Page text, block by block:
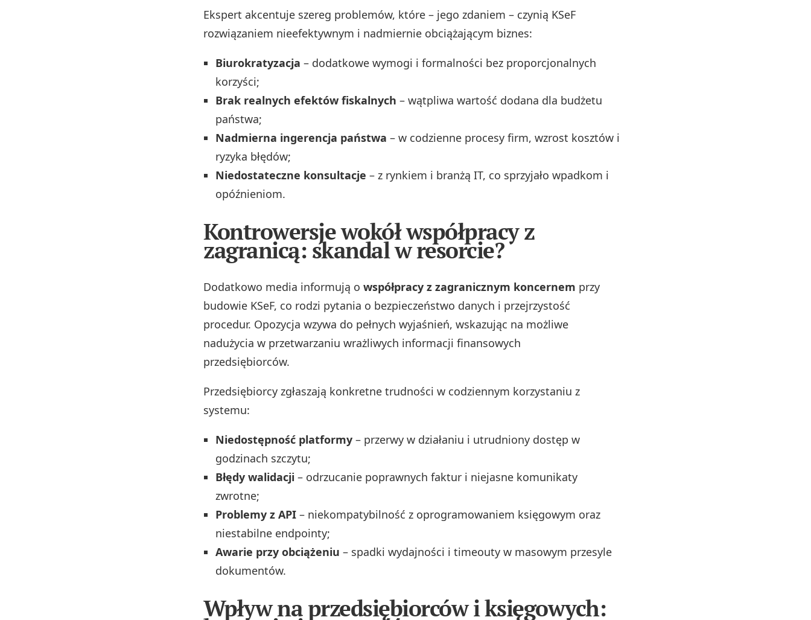
Ekspert akcentuje szereg problemów, które – jego zdaniem – czynią KSeF
rozwiązaniem nieefektywnym i nadmiernie obciążającym biznes:
Biurokratyzacja – dodatkowe wymogi i formalności bez proporcjonalnych
korzyści;
Brak realnych efektów fiskalnych – wątpliwa wartość dodana dla budżetu
państwa;
Nadmierna ingerencja państwa – w codzienne procesy firm, wzrost kosztów i
ryzyka błędów;
Niedostateczne konsultacje – z rynkiem i branżą IT, co sprzyjało wpadkom i
opóźnieniom.
Kontrowersje wokół współpracy z
zagranicą: skandal w resorcie?
Dodatkowo media informują o współpracy z zagranicznym koncernem przy
budowie KSeF, co rodzi pytania o bezpieczeństwo danych i przejrzystość
procedur. Opozycja wzywa do pełnych wyjaśnień, wskazując na możliwe
nadużycia w przetwarzaniu wrażliwych informacji finansowych
przedsiębiorców.
Przedsiębiorcy zgłaszają konkretne trudności w codziennym korzystaniu z
systemu:
Niedostępność platformy – przerwy w działaniu i utrudniony dostęp w
godzinach szczytu;
Błędy walidacji – odrzucanie poprawnych faktur i niejasne komunikaty
zwrotne;
Problemy z API – niekompatybilność z oprogramowaniem księgowym oraz
niestabilne endpointy;
Awarie przy obciążeniu – spadki wydajności i timeouty w masowym przesyle
dokumentów.
Wpływ na przedsiębiorców i księgowych: